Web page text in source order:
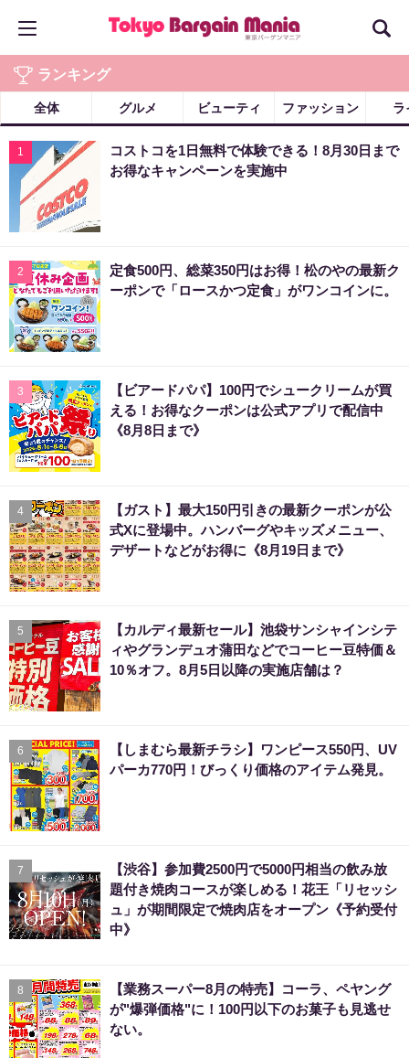
ランキング
全体 グルメ ビューティ ファッション ラ
1
コストコを1日無料で体験できる！8月30日まで
お得なキャンペーンを実施中
2
定食500円、総菜350円はお得！松のやの最新ク
ーポンで「ロースかつ定食」がワンコインに。
3
【ビアードパパ】100円でシュークリームが買
える！お得なクーポンは公式アプリで配信中
《8月8日まで》
4
【ガスト】最大150円引きの最新クーポンが公
式Xに登場中。ハンバーグやキッズメニュー、
デザートなどがお得に《8月19日まで》
5
【カルディ最新セール】池袋サンシャインシテ
ィやグランデュオ蒲田などでコーヒー豆特価＆
10％オフ。8月5日以降の実施店舗は？
6
【しまむら最新チラシ】ワンピース550円、UV
パーカ770円！びっくり価格のアイテム発見。
7
【渋谷】参加費2500円で5000円相当の飲み放
題付き焼肉コースが楽しめる！花王「リセッシ
ュ」が期間限定で焼肉店をオープン《予約受付
中》
8
【業務スーパー8月の特売】コーラ、ペヤング
が"爆弾価格"に！100円以下のお菓子も見逃せ
ない。